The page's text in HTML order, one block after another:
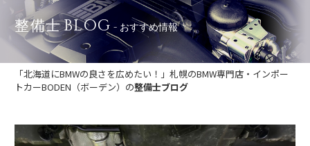
整備士BLOG - おすすめ情報
「北海道にBMWの良さを広めたい！」札幌のBMW専門店・インポー
トカーBODEN（ボーデン）の整備士ブログ